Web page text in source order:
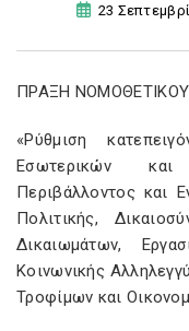
23
ΠΡΑΞΗ
«Ρύθμιση
Εσωτερικών και
Περιβάλλοντος και
Πολιτικής,
Δικαιωμάτων,
Κοινωνικής
Τροφίμων και